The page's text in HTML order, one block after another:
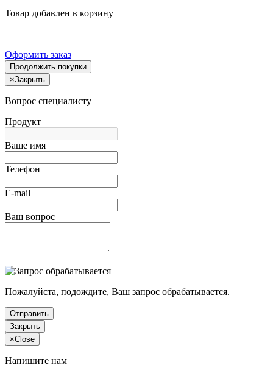
Товар добавлен в корзину
Оформить заказ
Продолжить покупки
×Закрыть
Вопрос специалисту
Продукт
Ваше имя
Телефон
E-mail
Ваш вопрос
Пожалуйста, подождите, Ваш запрос обрабатывается.
Отправить
Закрыть
×Close
Напишите нам